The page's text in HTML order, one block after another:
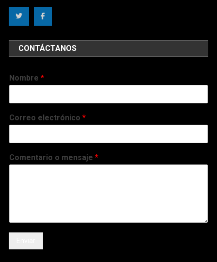
CONTÁCTANOS
Nombre*
Correo electrónico*
Comentario o mensaje*